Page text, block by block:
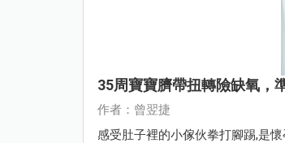
35周寶寶臍帶扭轉險缺氧，
作者：曾翌捷
感受肚子裡的小傢伙拳打腳踢,是